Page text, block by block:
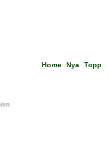
Home Nya Topp